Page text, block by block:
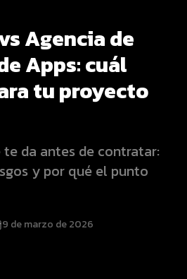
Agencia de
Apps: cuál
tu proyecto
da antes de contratar:
y por qué el punto
9 de marzo de 2026